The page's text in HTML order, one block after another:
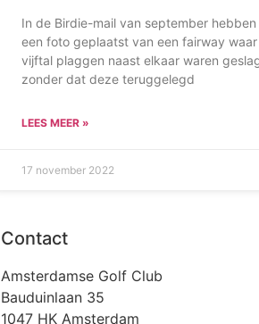
In de Birdie-mail van september hebben
een foto geplaatst van een fairway waar
vijftal plaggen naast elkaar waren
zonder dat deze teruggelegd
LEES MEER »
17 november 2022
Contact
Amsterdamse Golf Club
Bauduinlaan 35
1047 HK Amsterdam